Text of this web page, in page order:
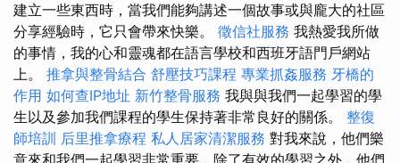
建立一些東西時，當我們能夠講述一個故事或與龐大的社區
分享經驗時，它只會帶來快樂。 徵信社服務 我熱愛我所做
的事情，我的心和靈魂都在語言學校和西班牙語門戶網站
上。 推拿與整骨結合 舒壓技巧課程 專業抓姦服務 牙橋的
作用 如何查IP地址 新竹整骨服務 我與與我們一起學習的學
生以及參加我們課程的學生保持著非常良好的關係。 整復
師培訓 后里推拿療程 私人居家清潔服務 對我來說，他們樂
意來和我們一起學習非常重要，除了有效的學習之外，他們